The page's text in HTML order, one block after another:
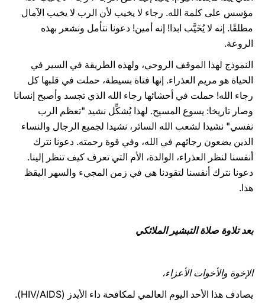
مؤسس على كلمة الله. رجاء لا يخيب لأن الرب لا يخيب الآمال
مطلقًا. إنه لا يُخَيَّب ابدا! إنه أمين! دعونا نتأمل ونشعر بهذه
الروعة.
النموذج لهذا الموقف الروحي، ولهذه الطريقة في السير في
الحياة هو مريم العذراء. إنها فتاة بسيطة، حملت في قلبها كل
رجاء الله! حملت في أحشائها رجاء الله الذي تجسد وأصبح إنسانا
وصار تاريخا: يسوع المسيح. لهذا يُشكِّل نشيد "تعظم الرب
نفسي" نشيدا لشعب الله السائر، نشيدا لجميع الرجال والنساء
الذين يضعون رجائهم في الله، وفي قوة رحمته. دعونا نترك
أنفسنا لنظر العذراء، الوالدة، الأم التي تعرف كيف تنظر إلينا.
دعونا نترك أنفسنا لتقودنا هي في زمن المجيء والسهر اليقظ
هذا.
بعد تلاوة صلاة التبشير الملائكي
الإخوة والأخوات الأعزاء،
يصادف هذا الأحد اليوم العالمي لمكافحة داء الأيدز (HIV/AIDS).